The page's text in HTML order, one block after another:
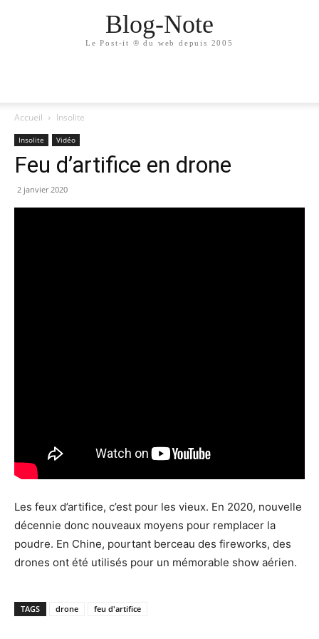
Blog-Note
Le Post-it ® du web depuis 2005
Accueil Insolite
Insolite Vidéo
Feu d’artifice en drone
2 janvier 2020
Les feux d’artifice, c’est pour les vieux. En 2020, nouvelle
décennie donc nouveaux moyens pour remplacer la
poudre. En Chine, pourtant berceau des fireworks, des
drones ont été utilisés pour un mémorable show aérien.
TAGS drone feu d'artifice